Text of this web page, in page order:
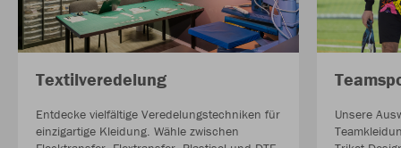
Textilveredelung
Entdecke vielfältige Veredelungstechniken für
einzigartige Kleidung. Wähle zwischen
Unsere